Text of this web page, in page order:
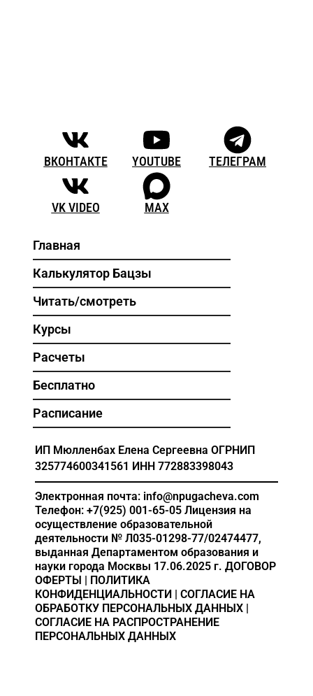
ВКОНТАКТЕ YOUTUBE ТЕЛЕГРАМ
VK VIDEO MAX
Главная
Калькулятор Бацзы
Читать/смотреть
Курсы
Расчеты
Бесплатно
Расписание
ИП Мюлленбах Елена Сергеевна ОГРНИП
325774600341561 ИНН 772883398043
Электронная почта: info@npugacheva.com
Телефон: +7(925) 001-65-05 Лицензия на
осуществление образовательной
деятельности № Л035-01298-77/02474477,
выданная Департаментом образования и
науки города Москвы 17.06.2025 г. ДОГОВОР
ОФЕРТЫ | ПОЛИТИКА
КОНФИДЕНЦИАЛЬНОСТИ | СОГЛАСИЕ НА
ОБРАБОТКУ ПЕРСОНАЛЬНЫХ ДАННЫХ |
СОГЛАСИЕ НА РАСПРОСТРАНЕНИЕ
ПЕРСОНАЛЬНЫХ ДАННЫХ